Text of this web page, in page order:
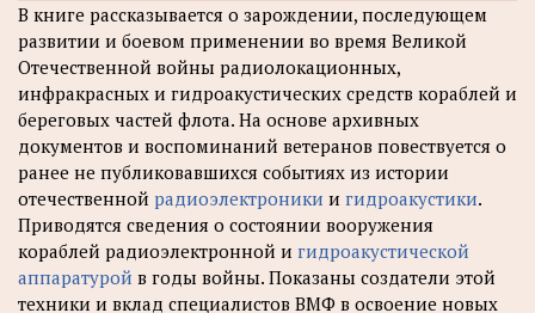
В книге рассказывается о зарождении, последующем
развитии и боевом применении во время Великой
Отечественной войны радиолокационных,
инфракрасных и гидроакустических средств кораблей и
береговых частей флота. На основе архивных
документов и воспоминаний ветеранов повествуется о
ранее не публиковавшихся событиях из истории
отечественной радиоэлектроники и гидроакустики.
Приводятся сведения о состоянии вооружения
кораблей радиоэлектронной и гидроакустической
аппаратурой в годы войны. Показаны создатели этой
техники и вклад специалистов ВМФ в освоение новых